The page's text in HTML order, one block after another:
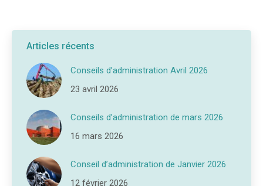
Articles récents
Conseils d’administration Avril 2026
23 avril 2026
Conseils d’administration de mars 2026
16 mars 2026
Conseil d’administration de Janvier 2026
12 février 2026